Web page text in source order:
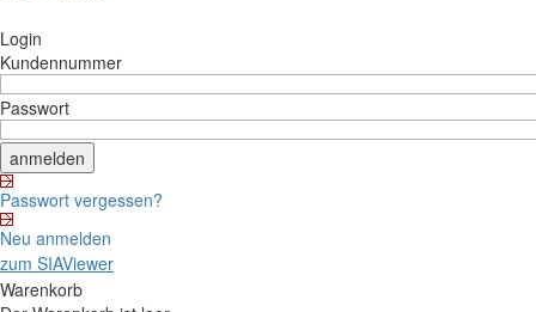
Login
Kundennummer
Passwort
Passwort vergessen?
Neu anmelden
zum SIAViewer
Warenkorb